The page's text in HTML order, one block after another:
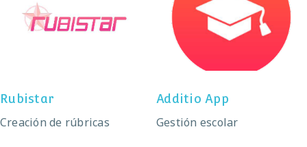
Rubistar
Rubistar
Creación de rúbricas
Additio App
Additio App
Gestión escolar